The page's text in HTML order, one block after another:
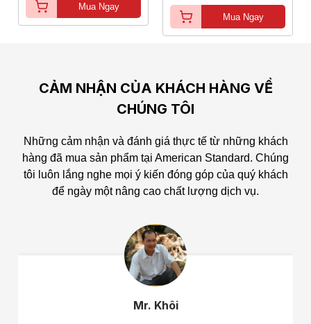
Mua Ngay
Mua Ngay
CẢM NHẬN CỦA KHÁCH HÀNG VỀ
CHÚNG TÔI
Những cảm nhận và đánh giá thực tế từ những khách
hàng đã mua sản phẩm tại American Standard. Chúng
tôi luôn lắng nghe mọi ý kiến đóng góp của quý khách
để ngày một nâng cao chất lượng dịch vụ.
Mr. Khôi